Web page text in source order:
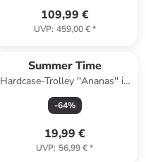
109,99 €
UVP: 459,00 €*
Summer Time
Hardcase-Trolley ''Ananas'' in
Weiß - (B)33 x (B)53 x (T)22
cm
-64%
19,99 €
UVP: 56,99 €*